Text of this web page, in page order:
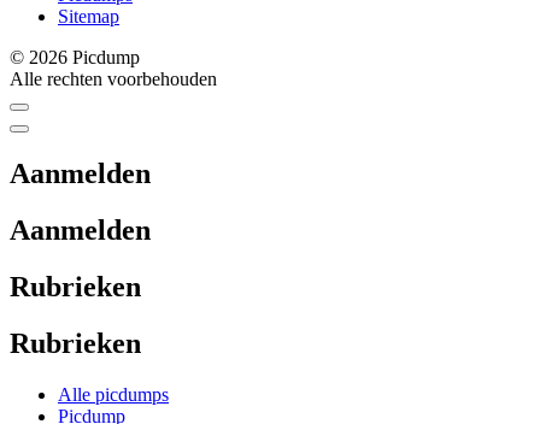
Sitemap
© 2026 Picdump
Alle rechten voorbehouden
Aanmelden
Aanmelden
Rubrieken
Rubrieken
Alle picdumps
Picdump